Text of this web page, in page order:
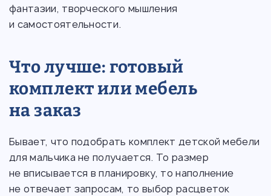
фантазии, творческого мышления
и самостоятельности.
Что лучше: готовый
комплект или мебель
на заказ
Бывает, что подобрать комплект детской мебели
для мальчика не получается. То размер
не вписывается в планировку, то наполнение
не отвечает запросам, то выбор расцветок